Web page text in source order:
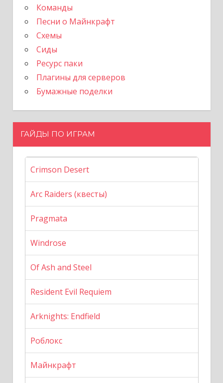
Команды
Песни о Майнкрафт
Схемы
Сиды
Ресурс паки
Плагины для серверов
Бумажные поделки
ГАЙДЫ ПО ИГРАМ
Crimson Desert
Arc Raiders (квесты)
Pragmata
Windrose
Of Ash and Steel
Resident Evil Requiem
Arknights: Endfield
Роблокс
Майнкрафт